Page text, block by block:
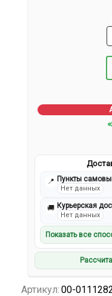
📍 Пункты
Нет данных
🚚 Курьерская
Нет данных
Показать все
Артикул: 00-